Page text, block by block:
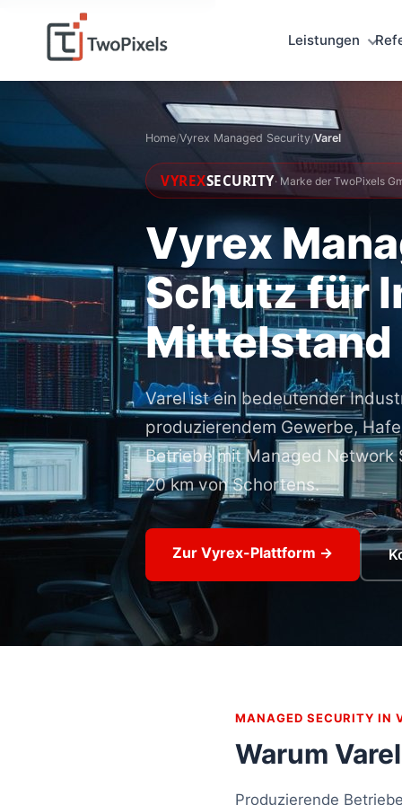
Leistungen
Home/Vyrex Managed Security/Varel
VYREXSECURITY· Marke der TwoPixels
Vyrex
Schutz für
Mittelstand
Varel ist ein bedeutender
produzierendem Gewerbe,
Betriebe mit Managed
20 km von Schortens.
Zur Vyrex-Plattform →
MANAGED SECURITY IN
Warum
Produzierende